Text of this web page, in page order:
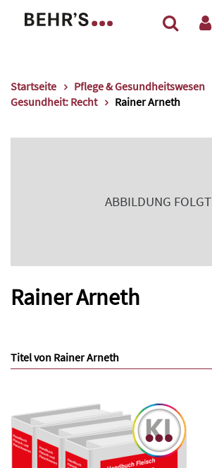
Startseite Pflege & Gesundheitswesen
Gesundheit: Recht
Rainer Arneth
ABBILDUNG FOLGT
Rainer Arneth
Titel von Rainer Arneth